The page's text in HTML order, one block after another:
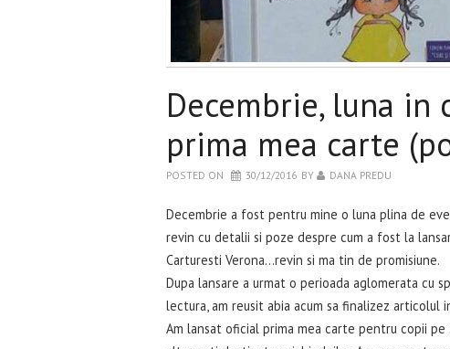
Decembrie, luna in
prima mea carte
POSTED ON 30/12/2016 BY DANA PREDU
Decembrie a fost pentru mine o luna plina de
revin cu detalii si poze despre cum a fost la
Carturesti Verona…revin si ma tin de promisiune.
Dupa lansare a urmat o perioada aglomerata cu
lectura, am reusit abia acum sa finalizez
Am lansat oficial prima mea carte pentru copii